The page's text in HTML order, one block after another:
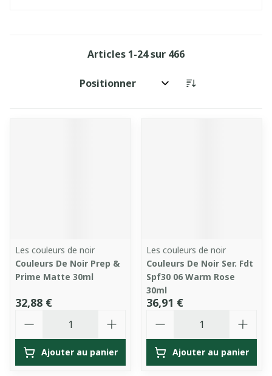
Articles 1-24sur 466
Trier par:
Les couleurs de noir
Couleurs De Noir Prep &
Prime Matte 30ml
32,88 €
Ajouter au panier
Les couleurs de noir
Couleurs De Noir Ser. Fdt
Spf30 06 Warm Rose
30ml
36,91 €
Ajouter au panier